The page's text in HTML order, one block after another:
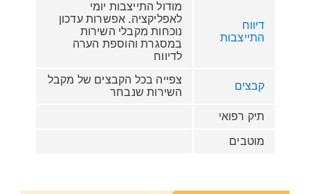
דיווח
התייצבות
מודול התייצבות יומי
לאפליקציה. אפשרות עדכון
נוכחות מקבלי השירות
במסגרת והוספת הערה
לדיווח
קבצים
צפייה בכל הקבצים של מקבל
השירות שנבחר
תיק רפואי
מוטבים